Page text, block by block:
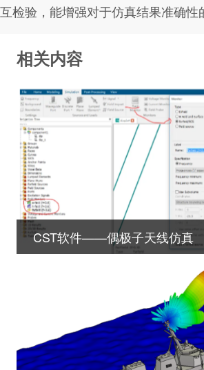
互检验，能增强对于仿真结果准确性
相关内容
CST软件——偶极子天线仿真